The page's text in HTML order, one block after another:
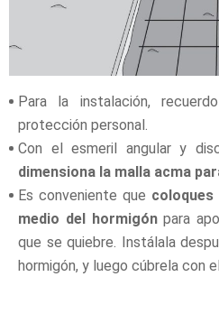
Para la instalación,
protección personal.
Con el esmeril angular y
dimensiona la malla acma
Es conveniente que
medio del hormigónpara
que se quiebre. Instálala
hormigón, y luego cúbrela con